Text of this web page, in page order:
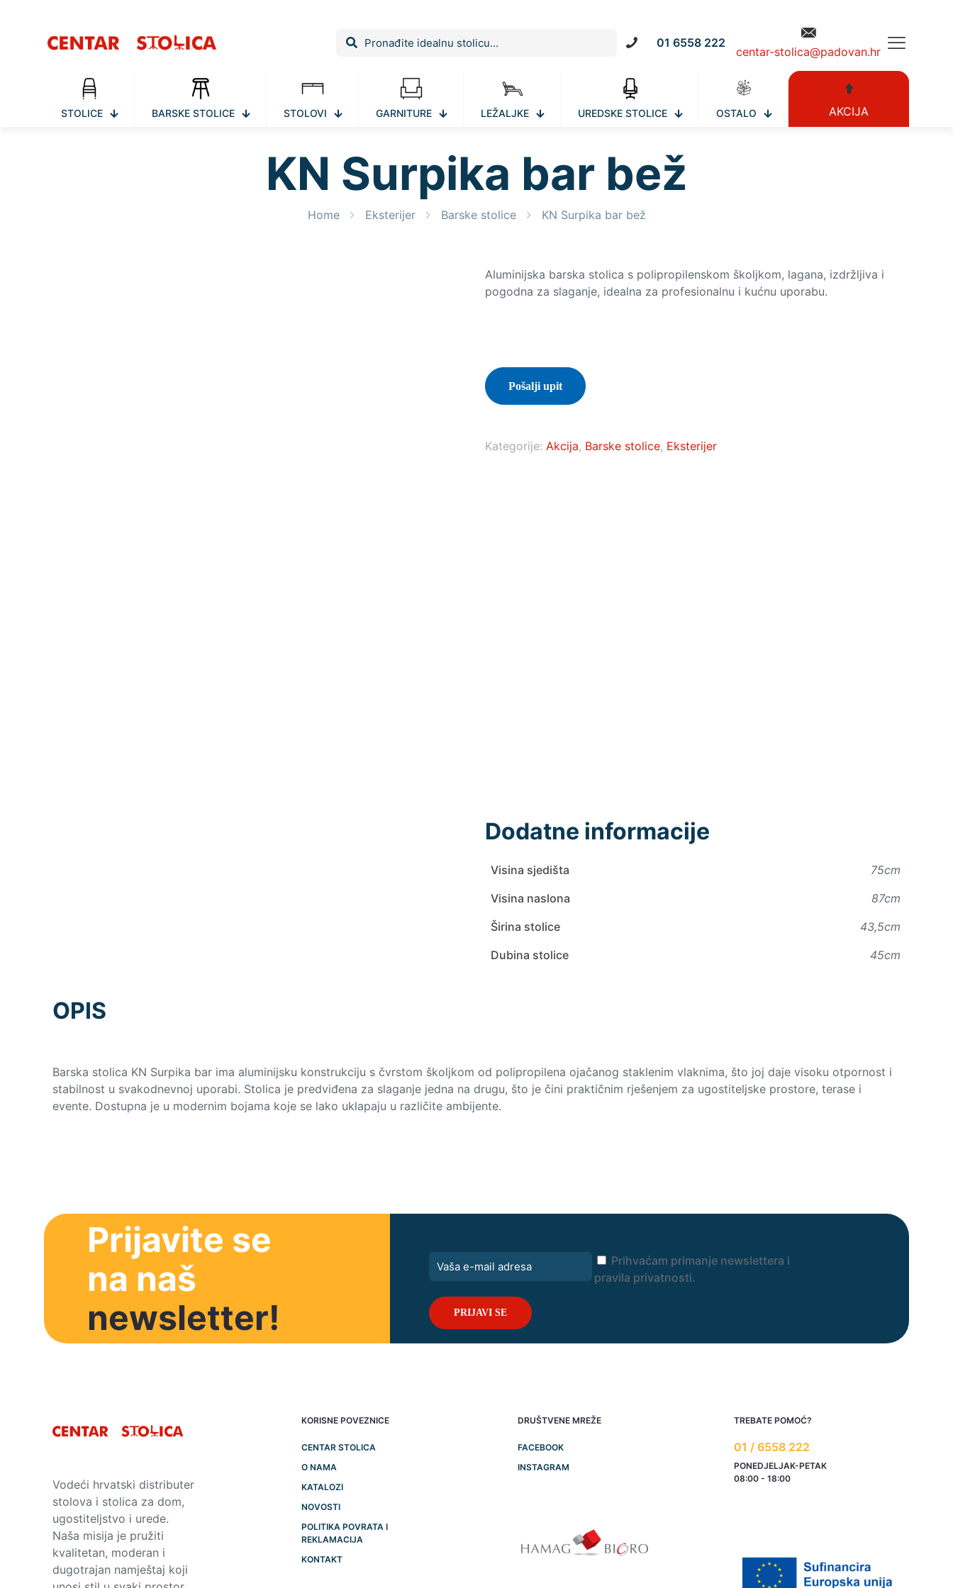
01 6558 222
centar-stolica@padovan.hr
STOLICE BARSKE STOLICE STOLOVI GARNITURE LEŽALJKE UREDSKE STOLICE OSTALO AKCIJA
KN Surpika bar bež
Home Eksterijer Barske stolice KN Surpika bar bež
Aluminijska barska stolica s polipropilenskom školjkom, lagana, izdržljiva i
pogodna za slaganje, idealna za profesionalnu i kućnu uporabu.
Pošalji upit
Kategorije: Akcija, Barske stolice, Eksterijer
Dodatne informacije
Visina sjedišta
75cm
Visina naslona
87cm
Širina stolice
43,5cm
Dubina stolice
45cm
OPIS
Barska stolica KN Surpika bar ima aluminijsku konstrukciju s čvrstom školjkom od polipropilena ojačanog staklenim vlaknima, što joj daje visoku otpornost i
stabilnost u svakodnevnoj uporabi. Stolica je predviđena za slaganje jedna na drugu, što je čini praktičnim rješenjem za ugostiteljske prostore, terase i
evente. Dostupna je u modernim bojama koje se lako uklapaju u različite ambijente.
Prijavite se
na naš
newsletter!
Prihvaćam primanje newslettera i
pravila privatnosti.
Vodeći hrvatski distributer
stolova i stolica za dom,
ugostiteljstvo i urede.
Naša misija je pružiti
kvalitetan, moderan i
dugotrajan namještaj koji
KORISNE POVEZNICE
CENTAR STOLICA
O NAMA
KATALOZI
NOVOSTI
POLITIKA POVRATA I
REKLAMACIJA
KONTAKT
DRUŠTVENE MREŽE
FACEBOOK
INSTAGRAM
TREBATE POMOĆ?
01 / 6558 222
PONEDJELJAK-PETAK
08:00 - 18:00